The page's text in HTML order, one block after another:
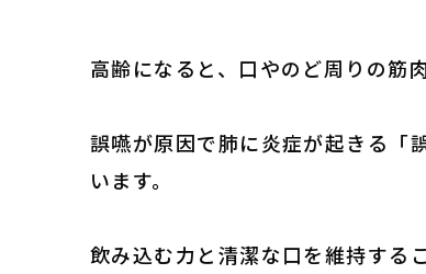
高齢になると、口やのど周りの筋
誤嚥が原因で肺に炎症が起きる「
います。
飲み込む力と清潔な口を維持する